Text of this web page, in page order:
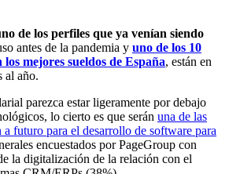
de los perfiles que ya venían siendo
antes de la pandemia y uno de los 10
mejores sueldos de España, están en
al año.
parezca estar ligeramente por debajo
lo cierto es que serán una de las
futuro para el desarrollo de software para
encuestados por PageGroup con
la digitalización de la relación con el